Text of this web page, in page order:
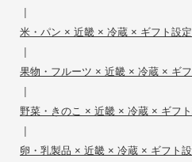
|
米・パン × 近畿 × 冷蔵 × ギフト設
|
果物・フルーツ × 近畿 × 冷蔵 × ギ
|
野菜・きのこ × 近畿 × 冷蔵 × ギフ
|
卵・乳製品 × 近畿 × 冷蔵 × ギフト